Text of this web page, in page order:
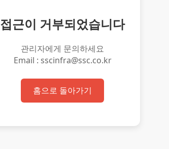
접근이 거부되었습니다
관리자에게 문의하세요
Email : sscinfra@ssc.co.kr
홈으로 돌아가기